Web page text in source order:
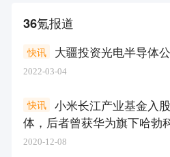
36氪报道
大疆投资光电半导体
快讯
2022-03-04
小米长江产业基金入
体，后者曾获华为旗下哈勃
快讯
2020-12-08